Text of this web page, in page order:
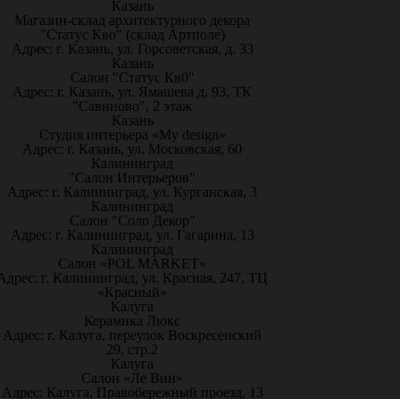
Казань
Магазин-склад архитектурного декора
"Статус Кво" (склад Артполе)
Адрес: г. Казань, ул. Горсоветская, д. 33
Казань
Салон "Статус Кв0"
Адрес: г. Казань, ул. Ямашева д. 93, ТК
"Савиново", 2 этаж
Казань
Студия интерьера «My design»
Адрес: г. Казань, ул. Московская, 60
Калининград
"Салон Интерьеров"
Адрес: г. Калининград, ул. Курганская, 3
Калининград
Салон "Соло Декор"
Адрес: г. Калининград, ул. Гагарина, 13
Калининград
Салон «POL MARKET»
г. Калининград, ул. Красная, 247, ТЦ
«Красный»
Калуга
Керамика Люкс
Адрес: г. Калуга, переулок Воскресенский
29, стр.2
Калуга
Салон «Ле Вин»
Адрес: Калуга, Правобережный проезд, 13